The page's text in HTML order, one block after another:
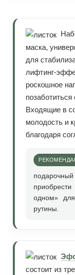
маска,
для
лифтинг-
роскошное
Входящие в
молодость и
благодаря
одном»
рутины.
состоит из